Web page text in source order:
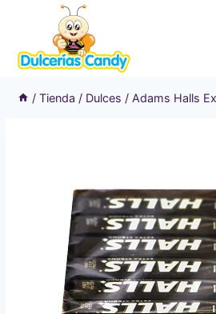
contenido
/ Tienda / Dulces / Adams Halls